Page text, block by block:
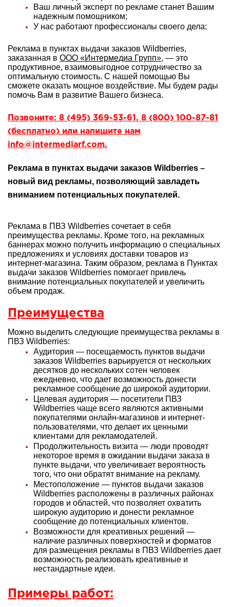
Ваш личный эксперт по рекламе станет Вашим
надежным помощником;
У нас работают профессионалы своего дела;
Реклама в пунктах выдачи заказов Wildberries,
заказанная в ООО «Интермедиа Групп», — это
продуктивное, взаимовыгодное сотрудничество за
оптимальную стоимость. С нашей помощью Вы
сможете оказать мощное воздействие. Мы будем рады
помочь Вам в развитие Вашего бизнеса.
Позвоните: 8 (495) 369-53-61, 8 (800) 100-87-81
(бесплатно) или напишите нам
info@intermediarf.com.
Реклама в пунктах выдачи заказов Wildberries –
новый вид рекламы, позволяющий завладеть
вниманием потенциальных покупателей.
Реклама в ПВЗ Wildberries сочетает в себя
преимущества рекламы. Кроме того, на рекламных
баннерах можно получить информацию о специальных
предложениях и условиях доставки товаров из
интернет-магазина. Таким образом, реклама в Пунктах
выдачи заказов Wildberries помогает привлечь
внимание потенциальных покупателей и увеличить
объем продаж.
Преимущества
Можно выделить следующие преимущества рекламы в
ПВЗ Wildberries:
Аудитория — посещаемость пунктов выдачи
заказов Wildberries варьируется от нескольких
десятков до нескольких сотен человек
ежедневно, что дает возможность донести
рекламное сообщение до широкой аудитории.
Целевая аудитория — посетители ПВЗ
Wildberries чаще всего являются активными
покупателями онлайн-магазинов и интернет-
пользователями, что делает их ценными
клиентами для рекламодателей.
Продолжительность визита — люди проводят
некоторое время в ожидании выдачи заказа в
пункте выдачи, что увеличивает вероятность
того, что они обратят внимание на рекламу.
Местоположение — пунктов выдачи заказов
Wildberries расположены в различных районах
городов и областей, что позволяет охватить
широкую аудиторию и донести рекламное
сообщение до потенциальных клиентов.
Возможности для креативных решений —
наличие различных поверхностей и форматов
для размещения рекламы в ПВЗ Wildberries дает
возможность реализовать креативные и
нестандартные идеи.
Примеры работ: